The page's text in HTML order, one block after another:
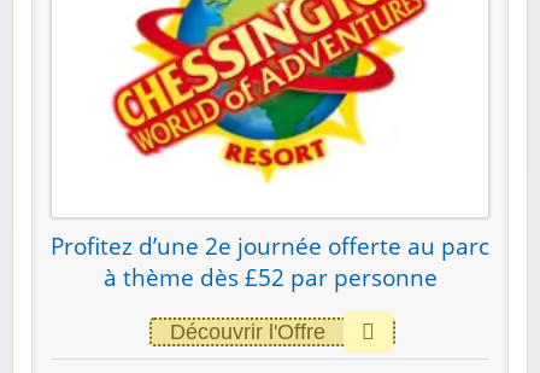
Profitez d’une 2e journée offerte au parc
à thème dès £52 par personne
Découvrir l'Offre